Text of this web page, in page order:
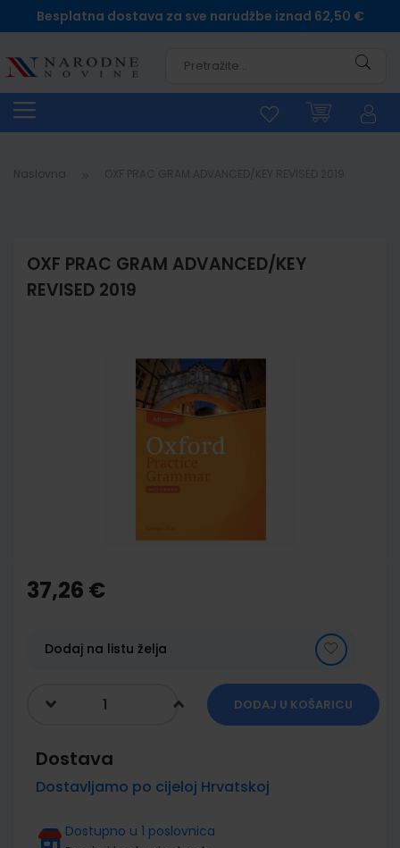
Besplatna dostava za sve narudžbe iznad 62,50 €
Naslovna
OXF PRAC GRAM ADVANCED/KEY
REVISED 2019
the
beginning
gallery
37,26 €
Dodaj na listu želja
DODAJ U KOŠARICU
Dostava
Dostavljamo po cijeloj Hrvatskoj
Dostupno u 1 poslovnica